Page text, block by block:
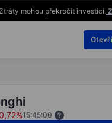
mohou překročit investici.
15:45:00